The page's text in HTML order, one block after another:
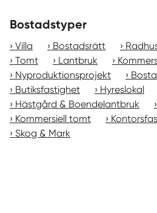
Bostadstyper
Villa Bostadsrätt
Tomt
Lantbruk
Nyproduktionsprojekt
Butiksfastighet
Hyreslokal
Hästgård & Boendelantbruk
Kommersiell tomt
Skog & Mark